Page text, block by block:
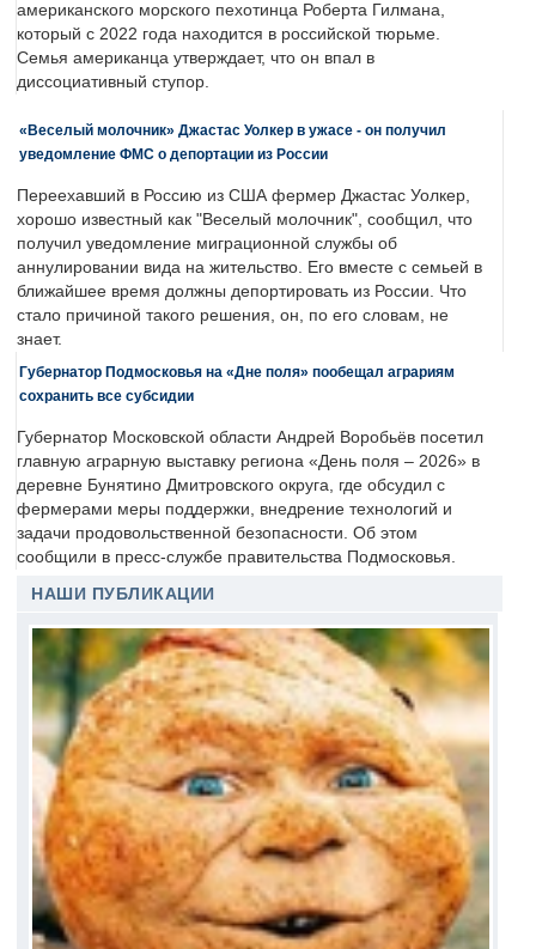
американского морского пехотинца Роберта Гилмана,
который с 2022 года находится в российской тюрьме.
Семья американца утверждает, что он впал в
диссоциативный ступор.
«Веселый молочник» Джастас Уолкер в ужасе - он получил
уведомление ФМС о депортации из России
Переехавший в Россию из США фермер Джастас Уолкер,
хорошо известный как "Веселый молочник", сообщил, что
получил уведомление миграционной службы об
аннулировании вида на жительство. Его вместе с семьей в
ближайшее время должны депортировать из России. Что
стало причиной такого решения, он, по его словам, не
знает.
Губернатор Подмосковья на «Дне поля» пообещал аграриям
сохранить все субсидии
Губернатор Московской области Андрей Воробьёв посетил
главную аграрную выставку региона «День поля – 2026» в
деревне Бунятино Дмитровского округа, где обсудил с
фермерами меры поддержки, внедрение технологий и
задачи продовольственной безопасности. Об этом
сообщили в пресс-службе правительства Подмосковья.
НАШИ ПУБЛИКАЦИИ